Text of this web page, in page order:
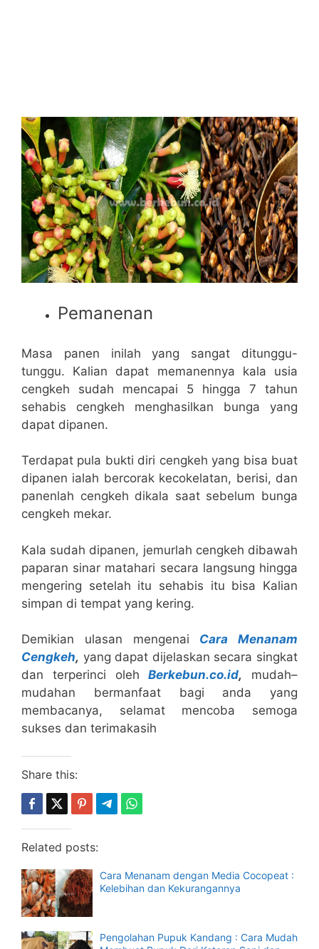
Pemanenan
Masa panen inilah yang sangat ditunggu-
tunggu. Kalian dapat memanennya kala usia
cengkeh sudah mencapai 5 hingga 7 tahun
sehabis cengkeh menghasilkan bunga yang
dapat dipanen.
Terdapat pula bukti diri cengkeh yang bisa buat
dipanen ialah bercorak kecokelatan, berisi, dan
panenlah cengkeh dikala saat sebelum bunga
cengkeh mekar.
Kala sudah dipanen, jemurlah cengkeh dibawah
paparan sinar matahari secara langsung hingga
mengering setelah itu sehabis itu bisa Kalian
simpan di tempat yang kering.
Demikian ulasan mengenai Cara Menanam
Cengkeh, yang dapat dijelaskan secara singkat
dan terperinci olehBerkebun.co.id, mudah–
mudahan bermanfaat bagi anda yang
membacanya, selamat mencoba semoga
sukses dan terimakasih
Share this:
Related posts:
Cara Menanam dengan Media Cocopeat :
Kelebihan dan Kekurangannya
Pengolahan Pupuk Kandang : Cara Mudah